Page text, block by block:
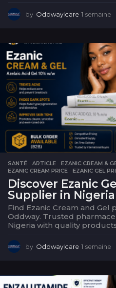
by OddwayIcare 1 semaine
a
i
n
e
SANTÉ ARTICLE ,EZANIC CREAM &
EZANIC CREAM PRICE
,EZANIC GEL
Discover Ezanic
Supplier in
Find Ezanic Cream and Gel
Oddway. Trusted
Nigeria with quality
by OddwayIcare 1 semaine